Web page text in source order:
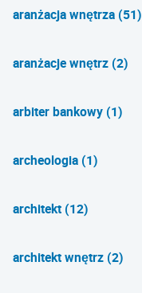
aranżacja wnętrza (51)
aranżacje wnętrz (2)
arbiter bankowy (1)
archeologia (1)
architekt (12)
architekt wnętrz (2)